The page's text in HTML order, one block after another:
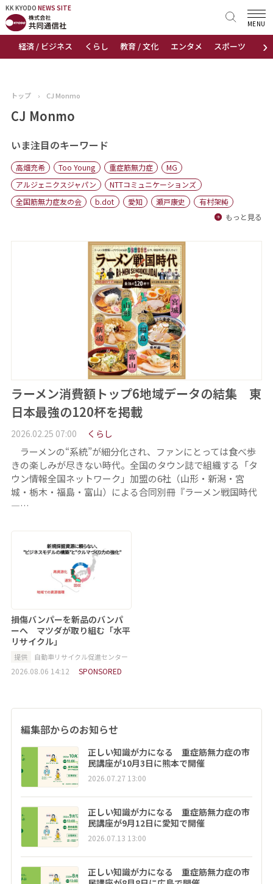
KK KYODO NEWS SITE
›
経済 / ビジネス くらし 教育 / 文化 エンタメ スポーツ 地域
MENU
KK KYODONEWS SITE
トップページ
ニュース
おすすめコンテンツ
出版物
会社概要
トップ › CJ Monmo
CJ Monmo
いま注目のキーワード
高畑充希 Too Young 重症筋無力症
MG
アルジェニクスジャパン
NTTコミュニケーションズ
全国筋無力症友の会
b.dot 愛知 瀬戸康史
有村架純
もっと見る
ラーメン消費額トップ6地域データの結集 東
日本最強の120杯を掲載
2026.02.25 07:00 くらし
ラーメンの“系統”が細分化され、ファンにとっては食べ歩
きの楽しみが尽きない時代。全国のタウン誌で組織する「タ
ウン情報全国ネットワーク」加盟の6社（山形・新潟・宮
城・栃木・福島・富山）による合同別冊『ラーメン戦国時代
—…
損傷バンパーを新品のバンパ
ーへ マツダが取り組む「水平
リサイクル」
提供 自動車リサイクル促進センター
2026.08.06 14:12 SPONSORED
編集部からのお知らせ
正しい知識が力になる 重症筋無力症の市
民講座が10月3日に熊本で開催
2026.07.27 13:00
正しい知識が力になる 重症筋無力症の市
民講座が9月12日に愛知で開催
2026.07.13 13:00
正しい知識が力になる 重症筋無力症の市